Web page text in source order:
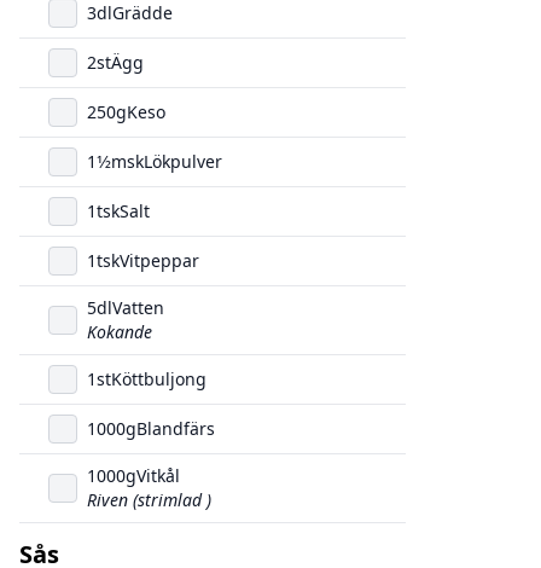
3dlGrädde
2stÄgg
250gKeso
11/2mskLökpulver
1tskSalt
1tskVitpeppar
5dlVatten
Kokande
1stKöttbuljong
1000gBlandfärs
1000gVitkål
Riven (strimlad )
Sås